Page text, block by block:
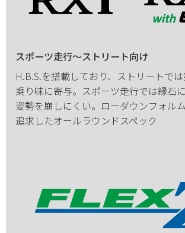
スポーツ走行～ストリート向け
H.B.S.を搭載しており、ストリートで
乗り味に寄与。スポーツ走行では縁石
姿勢を崩しにくい。ローダウンフォル
追求したオールラウンドスペック